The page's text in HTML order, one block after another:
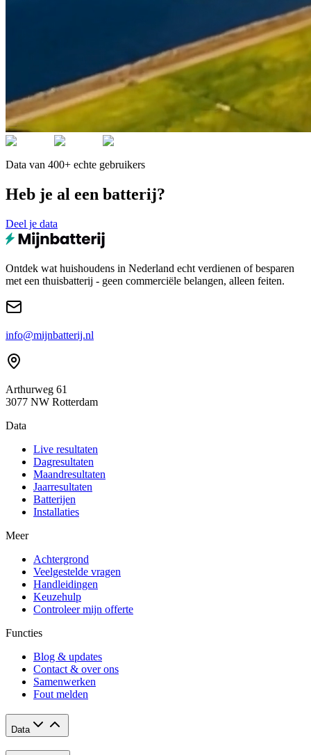
Data van 400+ echte gebruikers
Heb je al een batterij?
Deel je data
Ontdek wat huishoudens in Nederland echt verdienen of besparen
met een thuisbatterij - geen commerciële belangen, alleen feiten.
info@mijnbatterij.nl
Arthurweg 61
3077 NW Rotterdam
Data
Live resultaten
Dagresultaten
Maandresultaten
Jaarresultaten
Batterijen
Installaties
Meer
Achtergrond
Veelgestelde vragen
Handleidingen
Keuzehulp
Controleer mijn offerte
Functies
Blog & updates
Contact & over ons
Samenwerken
Fout melden
Data